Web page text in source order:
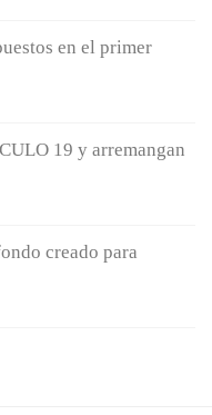
en el primer
19 y arremangan
creado para